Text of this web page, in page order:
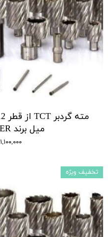
میل برند AST POWER
۱,۱۰۰,۰۰۰ تومان
تخفیف ویژه